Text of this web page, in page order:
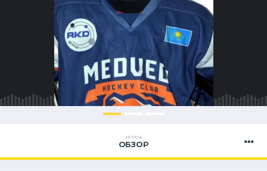
ИГРОК
ОБЗОР